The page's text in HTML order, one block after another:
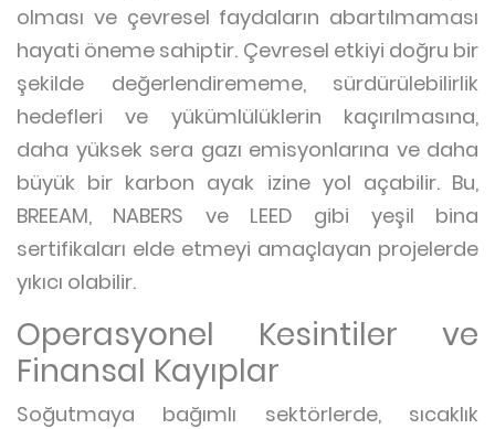
olması ve çevresel faydaların abartılmaması
hayati öneme sahiptir. Çevresel etkiyi doğru bir
şekilde değerlendirememe, sürdürülebilirlik
hedefleri ve yükümlülüklerin kaçırılmasına,
daha yüksek sera gazı emisyonlarına ve daha
büyük bir karbon ayak izine yol açabilir. Bu,
BREEAM, NABERS ve LEED gibi yeşil bina
sertifikaları elde etmeyi amaçlayan projelerde
yıkıcı olabilir.
Operasyonel Kesintiler ve
Finansal Kayıplar
Soğutmaya bağımlı sektörlerde, sıcaklık